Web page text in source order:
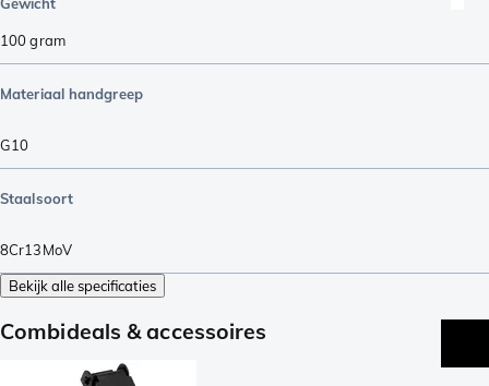
100gram
Materiaal handgreep
G10
Staalsoort
8Cr13MoV
Bekijk alle specificaties
Combideals & accessoires